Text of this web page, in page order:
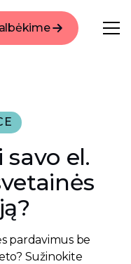
el.
pardavimus be
Sužinokite